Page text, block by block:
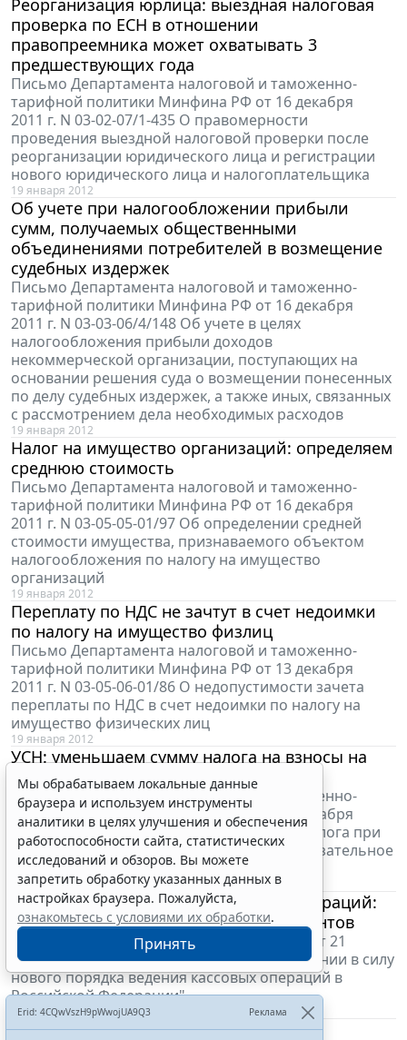
проверка по ЕСН в отношении
правопреемника может охватывать 3
предшествующих года
Письмо Департамента налоговой и таможенно-
тарифной политики Минфина РФ от 16 декабря
2011 г. N 03-02-07/1-435 О правомерности
проведения выездной налоговой проверки после
реорганизации юридического лица и регистрации
нового юридического лица и налогоплательщика
19 января 2012
Об учете при налогообложении прибыли
сумм, получаемых общественными
объединениями потребителей в возмещение
судебных издержек
Письмо Департамента налоговой и таможенно-
тарифной политики Минфина РФ от 16 декабря
2011 г. N 03-03-06/4/148 Об учете в целях
налогообложения прибыли доходов
некоммерческой организации, поступающих на
основании решения суда о возмещении понесенных
по делу судебных издержек, а также иных, связанных
с рассмотрением дела необходимых расходов
19 января 2012
Налог на имущество организаций: определяем
среднюю стоимость
Письмо Департамента налоговой и таможенно-
тарифной политики Минфина РФ от 16 декабря
2011 г. N 03-05-05-01/97 Об определении средней
стоимости имущества, признаваемого объектом
налогообложения по налогу на имущество
организаций
19 января 2012
Переплату по НДС не зачтут в счет недоимки
по налогу на имущество физлиц
Письмо Департамента налоговой и таможенно-
тарифной политики Минфина РФ от 13 декабря
2011 г. N 03-05-06-01/86 О недопустимости зачета
переплаты по НДС в счет недоимки по налогу на
имущество физических лиц
19 января 2012
УСН: уменьшаем сумму налога на взносы на
ОСС
Письмо Департамента налоговой и таможенно-
тарифной политики Минфина РФ от 13 декабря
2011 г. N 03-11-06/2/169 Об уменьшении налога при
применении УСН на суммы взносов на обязательное
социальное страхование
19 января 2012
Новый порядок ведения кассовых операций:
разъяснения для ИП и платежных агентов
Письмо Федеральной налоговой службы от 21
декабря 2011 г. N АС-4-2/21794@ "О вступлении в силу
нового порядка ведения кассовых операций в
Российской Федерации"
19 января 2012
Мы обрабатываем локальные данные
браузера и используем инструменты
аналитики в целях улучшения и обеспечения
работоспособности сайта, статистических
исследований и обзоров. Вы можете
запретить обработку указанных данных в
настройках браузера. Пожалуйста,
ознакомьтесь с условиями их обработки.
Принять
Erid: 4CQwVszH9pWwojUA9Q3 Реклама